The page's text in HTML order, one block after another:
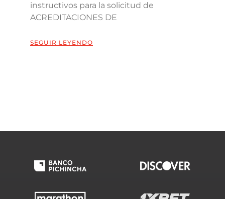
instructivos para la solicitud de
ACREDITACIONES DE
SEGUIR LEYENDO